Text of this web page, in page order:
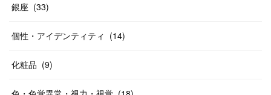
銀座 (33)
個性・アイデンティティ (14)
化粧品 (9)